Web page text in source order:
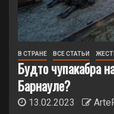
В СТРАНЕ ВСЕ СТАТЬИ
Будто чупакабра
Барнауле?
13.02.2023